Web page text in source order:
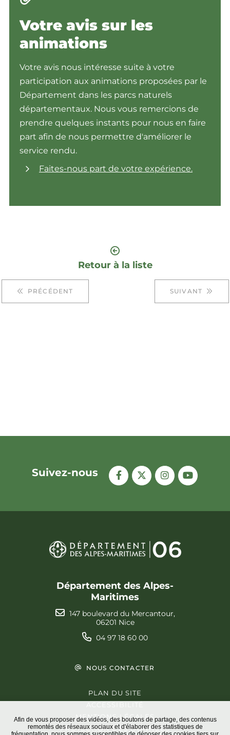
Afin de vous proposer des vidéos, des boutons de partage, des contenus
remontés des réseaux sociaux et d'élaborer des statistiques de
Votre avis sur les
animations
Votre avis nous intéresse suite à votre
participation aux animations proposées par le
Département dans les parcs naturels
départementaux. Nous vous remercions de
prendre quelques instants pour nous en faire
part afin de nous permettre d'améliorer le
service rendu.
Faites-nous part de votre expérience.
PRÉCÉDENT
Retour à la liste
SUIVANT
Suivez-nous
Département des Alpes-
Maritimes
147 boulevard du Mercantour,
06201 Nice
04 97 18 60 00
NOUS CONTACTER
PLAN DU SITE
MENTIONS LÉGALES
PROTECTION DES DONNÉES